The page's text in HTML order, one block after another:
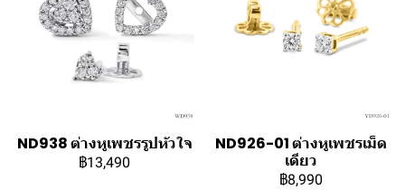
ND938 ต่างหูเพชรรูปหัวใจ
฿13,490
ND926-01 ต่างหูเพชรเม็ด
เดียว
฿8,990